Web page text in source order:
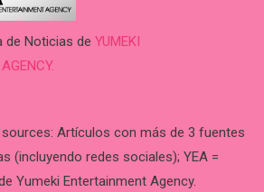
de Noticias de YUMEKI
Artículos con más de 3 fuentes
(incluyendo redes sociales); YEA =
Yumeki Entertainment Agency.